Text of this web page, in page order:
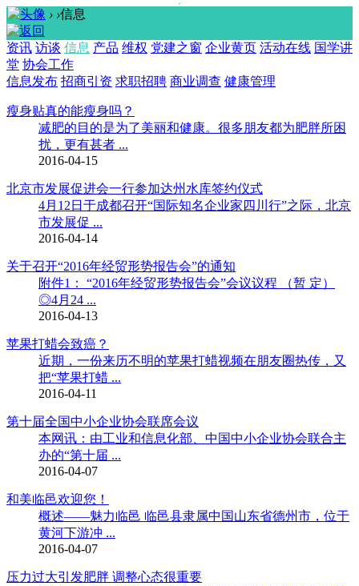
› ›信息
资讯 访谈 信息 产品 维权 党建之窗 企业黄页 活动在线 国学讲
堂 协会工作
信息发布 招商引资 求职招聘 商业调查 健康管理
瘦身贴真的能瘦身吗？
减肥的目的是为了美丽和健康。很多朋友都为肥胖所困
扰，更有甚者 ...
2016-04-15
北京市发展促进会一行参加达州水库签约仪式
4月12日于成都召开“国际知名企业家四川行”之际，北京
市发展促 ...
2016-04-14
关于召开“2016年经贸形势报告会”的通知
附件1： “2016年经贸形势报告会”会议议程 （暂 定）
◎4月24 ...
2016-04-13
苹果打蜡会致癌？
近期，一份来历不明的苹果打蜡视频在朋友圈热传，又
把“苹果打蜡 ...
2016-04-11
第十届全国中小企业协会联席会议
本网讯：由工业和信息化部、中国中小企业协会联合主
办的“第十届 ...
2016-04-07
和美临邑欢迎您！
概述——魅力临邑 临邑县隶属中国山东省德州市，位于
黄河下游冲 ...
2016-04-07
压力过大引发肥胖 调整心态很重要